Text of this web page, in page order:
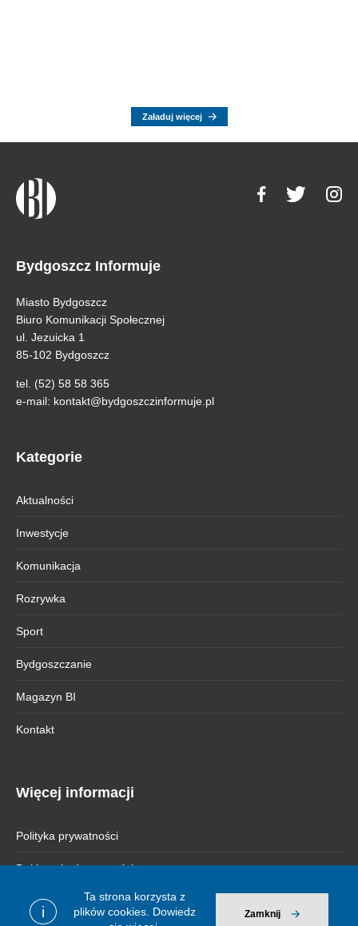
i
Ta strona korzysta z
plików cookies. Dowiedz
Zamknij
Załaduj więcej
Bydgoszcz Informuje
Miasto Bydgoszcz
Biuro Komunikacji Społecznej
ul. Jezuicka 1
85-102 Bydgoszcz
tel. (52) 58 58 365
e-mail: kontakt@bydgoszczinformuje.pl
Kategorie
Aktualności
Inwestycje
Komunikacja
Rozrywka
Sport
Bydgoszczanie
Magazyn BI
Kontakt
Więcej informacji
Polityka prywatności
Deklaracja dostępności